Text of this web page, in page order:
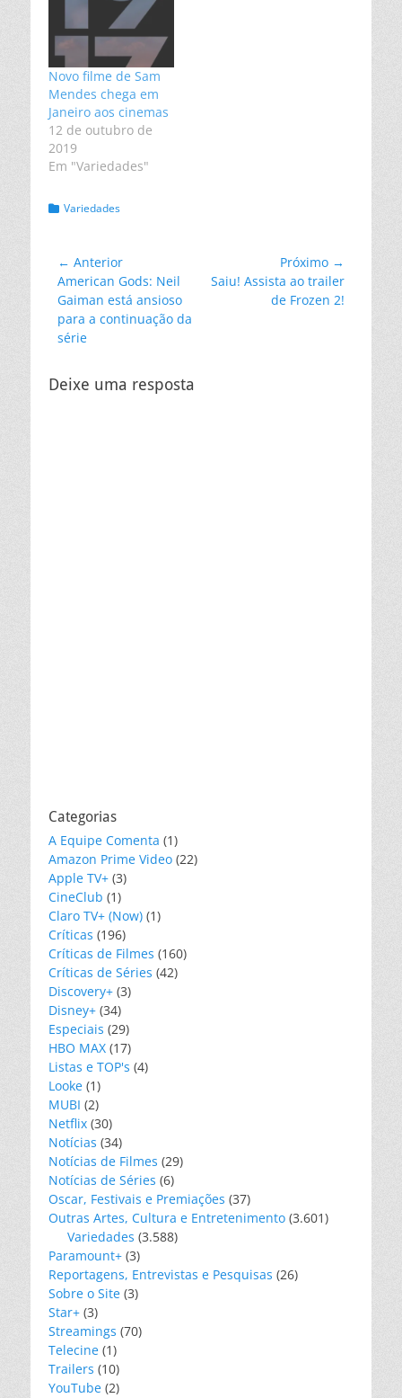
Novo filme de Sam
Mendes chega em
Janeiro aos cinemas
12 de outubro de
2019
Em "Variedades"
Categorias:
Variedades
Navegação
de
Post
← Anterior
Post
anterior:
American Gods: Neil
Gaiman está ansioso
para a continuação da
série
Próximo →
Próximo
Saiu! Assista ao trailer
de Frozen 2!
Deixe uma resposta
Categorias
A Equipe Comenta (1)
Amazon Prime Video (22)
Apple TV+ (3)
CineClub (1)
Claro TV+ (Now) (1)
Críticas (196)
Críticas de Filmes (160)
Críticas de Séries (42)
Discovery+ (3)
Disney+ (34)
Especiais (29)
HBO MAX (17)
Listas e TOP's (4)
Looke (1)
MUBI (2)
Netflix (30)
Notícias (34)
Notícias de Filmes (29)
Notícias de Séries (6)
Oscar, Festivais e Premiações (37)
Outras Artes, Cultura e Entretenimento (3.601)
Variedades (3.588)
Paramount+ (3)
Reportagens, Entrevistas e Pesquisas (26)
Sobre o Site (3)
Star+ (3)
Streamings (70)
Telecine (1)
Trailers (10)
YouTube (2)